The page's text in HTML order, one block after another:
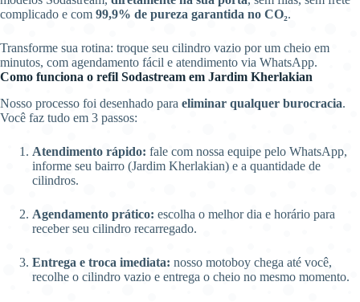
complicado e com 99,9% de pureza garantida no CO₂.
Transforme sua rotina: troque seu cilindro vazio por um cheio em
minutos, com agendamento fácil e atendimento via WhatsApp.
Como funciona o refil Sodastream em Jardim Kherlakian
Nosso processo foi desenhado para eliminar qualquer burocracia.
Você faz tudo em 3 passos:
Atendimento rápido: fale com nossa equipe pelo WhatsApp,
informe seu bairro (Jardim Kherlakian) e a quantidade de
cilindros.
Agendamento prático: escolha o melhor dia e horário para
receber seu cilindro recarregado.
Entrega e troca imediata: nosso motoboy chega até você,
recolhe o cilindro vazio e entrega o cheio no mesmo momento.